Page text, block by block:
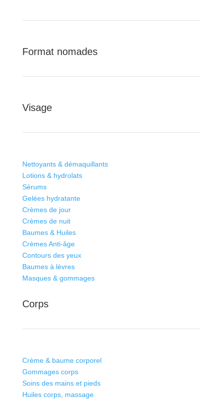
Format nomades
Visage
Nettoyants & démaquillants
Lotions & hydrolats
Sérums
Gelées hydratante
Crèmes de jour
Crèmes de nuit
Baumes & Huiles
Crèmes Anti-âge
Contours des yeux
Baumes à lèvres
Masques & gommages
Corps
Crème & baume corporel
Gommages corps
Soins des mains et pieds
Huiles corps, massage